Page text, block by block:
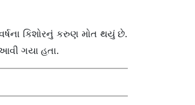
કિશોરનું કરુણ મોત થયું છે.
ગયા હતા.